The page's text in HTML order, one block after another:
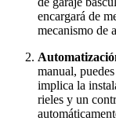
encargará de
mecanismo de
manual,
implica la
rieles y un